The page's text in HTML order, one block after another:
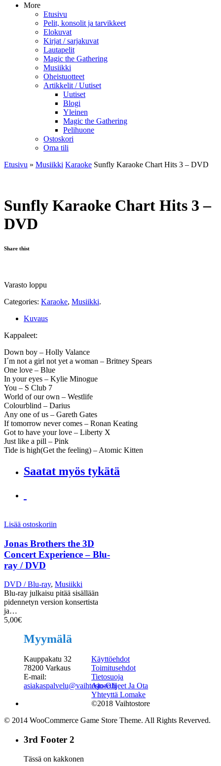
More
Etusivu
Pelit, konsolit ja tarvikkeet
Elokuvat
Kirjat / sarjakuvat
Lautapelit
Magic the Gathering
Musiikki
Oheistuotteet
Artikkelit / Uutiset
Uutiset
Blogi
Yleinen
Magic the Gathering
Pelihuone
Ostoskori
Oma tili
Etusivu » Musiikki Karaoke Sunfly Karaoke Chart Hits 3 – DVD
Sunfly Karaoke Chart Hits 3 –
DVD
Share thist
Varasto loppu
Categories: Karaoke, Musiikki.
Kuvaus
Kappaleet:
Down boy – Holly Valance
I´m not a girl not yet a woman – Britney Spears
One love – Blue
In your eyes – Kylie Minogue
You – S Club 7
World of our own – Westlife
Colourblind – Darius
Any one of us – Gareth Gates
If tomorrow never comes – Ronan Keating
Got to have your love – Liberty X
Just like a pill – Pink
Tide is high(Get the feeling) – Atomic Kitten
Saatat myös tykätä
Lisää ostoskoriin
Jonas Brothers the 3D
Concert Experience – Blu-
ray / DVD
DVD / Blu-ray, Musiikki
Blu-ray julkaisu pitää sisällään
pidennetyn version konsertista
ja…
5,00€
Myymälä
Kauppakatu 32
78200 Varkaus
E-mail:
asiakaspalvelu@vaihtostore.fi
Käyttöehdot
Toimitusehdot
Tietosuoja
Ajo-Ohjeet Ja Ota
Yhteyttä Lomake
©2018 Vaihtostore
© 2014 WooCommerce Game Store Theme. All Rights Reverved.
3rd Footer 2
Tässä on kakkonen